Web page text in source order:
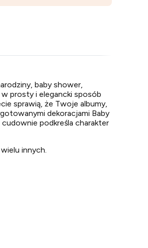
baby shower,
prosty i elegancki sposób
sprawią, że Twoje albumy,
dekoracjami Baby
podkreśla charakter
innych.